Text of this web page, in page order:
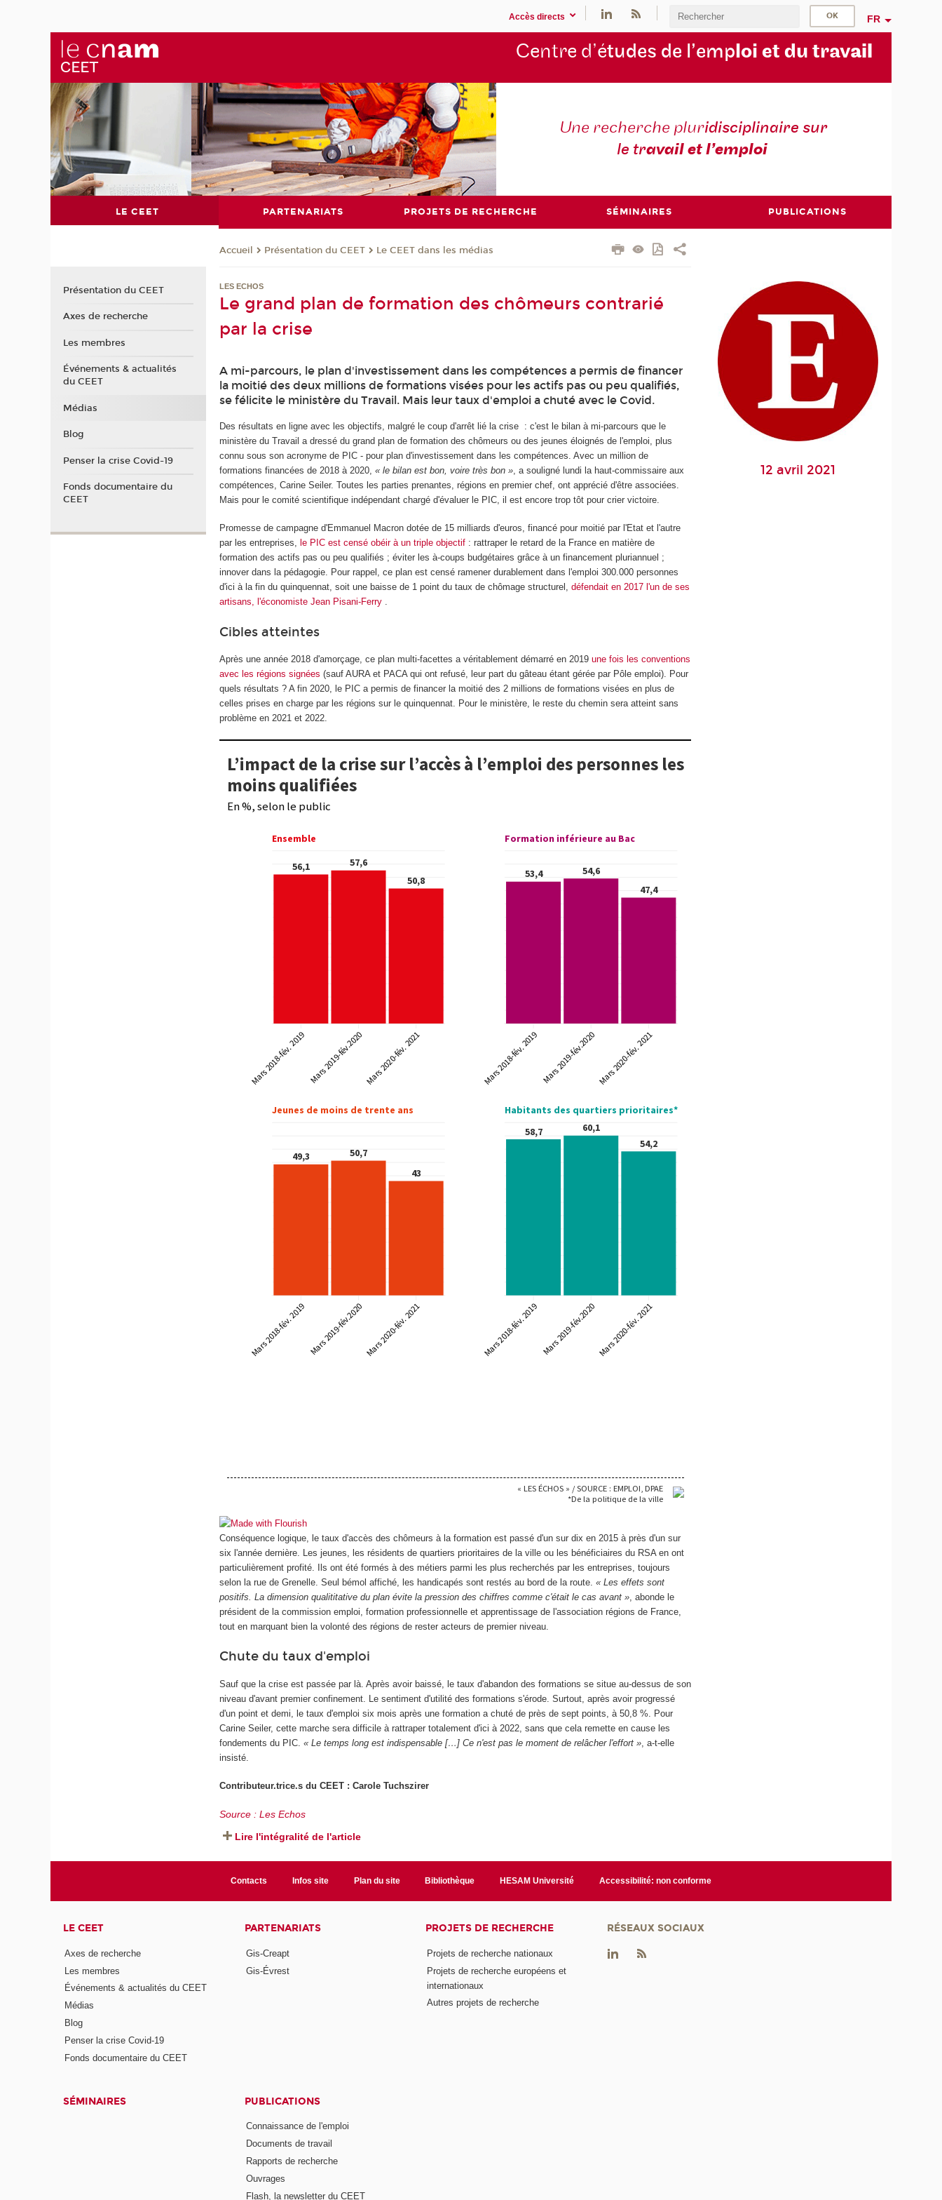
Accès directs FR
Centre d’études de l’emploi et du travail
Une recherche pluridisciplinaire sur
le travail et l’emploi
LE CEET PARTENARIATS PROJETS DE RECHERCHE SÉMINAIRES PUBLICATIONS
Accueil Présentation du CEET Le CEET dans les médias
LES ECHOS
Le grand plan de formation des chômeurs contrarié
par la crise
A mi-parcours, le plan d'investissement dans les compétences a permis de financer
la moitié des deux millions de formations visées pour les actifs pas ou peu qualifiés,
se félicite le ministère du Travail. Mais leur taux d'emploi a chuté avec le Covid.
Des résultats en ligne avec les objectifs, malgré le coup d'arrêt lié la crise : c'est le bilan à mi-parcours que le
ministère du Travail a dressé du grand plan de formation des chômeurs ou des jeunes éloignés de l'emploi, plus
connu sous son acronyme de PIC - pour plan d'investissement dans les compétences. Avec un million de
formations financées de 2018 à 2020,« le bilan est bon, voire très bon » , a souligné lundi la haut-commissaire aux
compétences, Carine Seiler. Toutes les parties prenantes, régions en premier chef, ont apprécié d'être associées.
Mais pour le comité scientifique indépendant chargé d'évaluer le PIC, il est encore trop tôt pour crier victoire.
Promesse de campagne d'Emmanuel Macron dotée de 15 milliards d'euros, financé pour moitié par l'Etat et l'autre
par les entreprises, le PIC est censé obéir à un triple objectif : rattraper le retard de la France en matière de
formation des actifs pas ou peu qualifiés ; éviter les à-coups budgétaires grâce à un financement pluriannuel ;
innover dans la pédagogie. Pour rappel, ce plan est censé ramener durablement dans l'emploi 300.000 personnes
d'ici à la fin du quinquennat, soit une baisse de 1 point du taux de chômage structurel,défendait en 2017 l'un de ses
artisans, l'économiste Jean Pisani-Ferry .
Cibles atteintes
Après une année 2018 d'amorçage, ce plan multi-facettes a véritablement démarré en 2019une fois les conventions
avec les régions signées (sauf AURA et PACA qui ont refusé, leur part du gâteau étant gérée par Pôle emploi). Pour
quels résultats ? A fin 2020, le PIC a permis de financer la moitié des 2 millions de formations visées en plus de
celles prises en charge par les régions sur le quinquennat. Pour le ministère, le reste du chemin sera atteint sans
problème en 2021 et 2022.
Conséquence logique, le taux d'accès des chômeurs à la formation est passé d'un sur dix en 2015 à près d'un sur
six l'année dernière. Les jeunes, les résidents de quartiers prioritaires de la ville ou les bénéficiaires du RSA en ont
particulièrement profité. Ils ont été formés à des métiers parmi les plus recherchés par les entreprises, toujours
selon la rue de Grenelle. Seul bémol affiché, les handicapés sont restés au bord de la route.« Les effets sont
positifs. La dimension qualititative du plan évite la pression des chiffres comme c'était le cas avant » , abonde le
président de la commission emploi, formation professionnelle et apprentissage de l'association régions de France,
tout en marquant bien la volonté des régions de rester acteurs de premier niveau.
Chute du taux d'emploi
Sauf que la crise est passée par là. Après avoir baissé, le taux d'abandon des formations se situe au-dessus de son
niveau d'avant premier confinement. Le sentiment d'utilité des formations s'érode. Surtout, après avoir progressé
d'un point et demi, le taux d'emploi six mois après une formation a chuté de près de sept points, à 50,8 %. Pour
Carine Seiler, cette marche sera difficile à rattraper totalement d'ici à 2022, sans que cela remette en cause les
fondements du PIC.« Le temps long est indispensable […] Ce n'est pas le moment de relâcher l'effort » , a-t-elle
insisté.
Contributeur.trice.s du CEET : Carole Tuchszirer
Source : Les Echos
Lire l'intégralité de l'article
12 avril 2021
Présentation du CEET
Axes de recherche
Les membres
Événements & actualités
du CEET
Médias
Blog
Penser la crise Covid-19
Fonds documentaire du
CEET
Contacts Infos site Plan du site Bibliothèque HESAM Université Accessibilité: non conforme
LE CEET
Axes de recherche
Les membres
Événements & actualités du CEET
Médias
Blog
Penser la crise Covid-19
Fonds documentaire du CEET
PARTENARIATS
Gis-Creapt
Gis-Évrest
PROJETS DE RECHERCHE
Projets de recherche nationaux
Projets de recherche européens et
internationaux
Autres projets de recherche
SÉMINAIRES PUBLICATIONS
Connaissance de l'emploi
Documents de travail
Rapports de recherche
Ouvrages
Flash, la newsletter du CEET
RÉSEAUX SOCIAUX